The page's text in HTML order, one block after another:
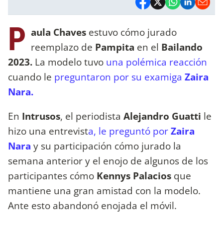
P aula Chaves estuvo cómo jurado
reemplazo de Pampita en el Bailando
2023. La modelo tuvo una polémica reacción
cuando le preguntaron por su examiga Zaira
Nara.
En Intrusos, el periodista Alejandro Guatti le
hizo una entrevista, le preguntó porZaira
Nara y su participación cómo jurado la
semana anterior y el enojo de algunos de los
participantes cómo Kennys Palacios que
mantiene una gran amistad con la modelo.
Ante esto abandonó enojada el móvil.